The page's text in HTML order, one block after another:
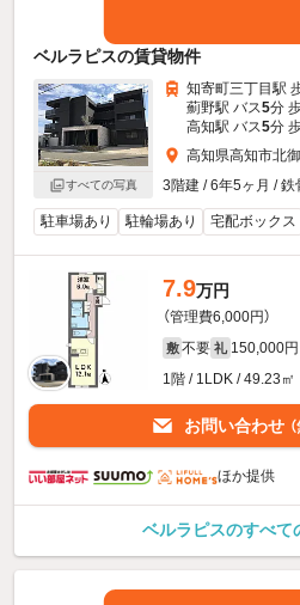
ベルラピスの賃貸物件
すべての写真
知寄町三丁目駅
薊野駅 バス5分
高知駅 バス5分
高知県高知市北
3階建 / 6年5ヶ月 / 鉄
駐車場あり 駐輪場あり 宅配ボックス
7.9万円
（管理費6,000円）
敷 不要 礼 150,000円
1階 / 1LDK / 49.23㎡
お問い合わせ
ほか提供
ベルラピスのすべて